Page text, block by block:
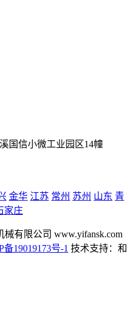
国信小微工业园区14幢
金华 江苏 常州 苏州 山东 青
家庄
有限公司 www.yifansk.com
备19019173号-1 技术支持：和